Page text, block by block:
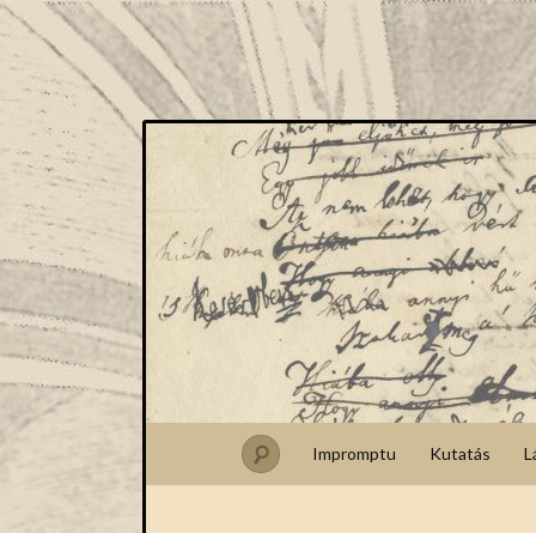
Impromptu Kutatás